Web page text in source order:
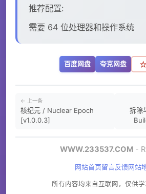
推荐配置:
需要 64 位处理器和操作系统
百度网盘 夸克网盘 ☆
← 上一条
核纪元 / Nuclear Epoch
[v1.0.0.3]
拆除
WWW.233537.COM -
网站首页留言反馈网站
所有内容均来自互联网，仅供